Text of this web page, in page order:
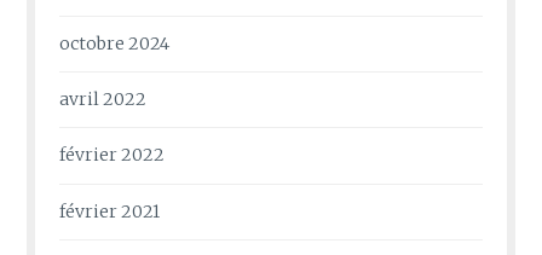
octobre 2024
avril 2022
février 2022
février 2021